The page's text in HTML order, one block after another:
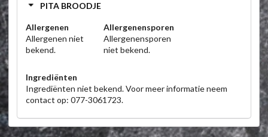
PITA BROODJE
Allergenen
Allergenen niet
bekend.
Allergenensporen
Allergenensporen
niet bekend.
Ingrediënten
Ingrediënten niet bekend. Voor meer informatie neem
contact op: 077-3061723.